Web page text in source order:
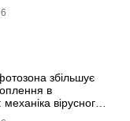
збільшує
в
вірусного